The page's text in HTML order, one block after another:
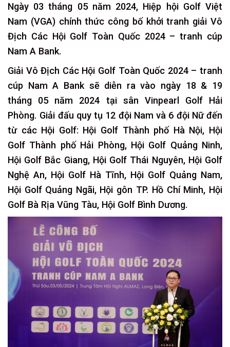
Ngày 03 tháng 05 năm 2024, Hiệp hội Golf Việt
Nam (VGA) chính thức công bố khởi tranh giải Vô
Địch Các Hội Golf Toàn Quốc 2024 – tranh cúp
Nam A Bank.
Giải Vô Địch Các Hội Golf Toàn Quốc 2024 – tranh
cúp Nam A Bank sẽ diễn ra vào ngày 18 & 19
tháng 05 năm 2024 tại sân Vinpearl Golf Hải
Phòng. Giải đấu quy tụ 12 đội Nam và 6 đội Nữ đến
từ các Hội Golf: Hội Golf Thành phố Hà Nội, Hội
Golf Thành phố Hải Phòng, Hội Golf Quảng Ninh,
Hội Golf Bắc Giang, Hội Golf Thái Nguyên, Hội Golf
Nghệ An, Hội Golf Hà Tĩnh, Hội Golf Quảng Nam,
Hội Golf Quảng Ngãi, Hội gôn TP. Hồ Chí Minh, Hội
Golf Bà Rịa Vũng Tàu, Hội Golf Bình Dương.